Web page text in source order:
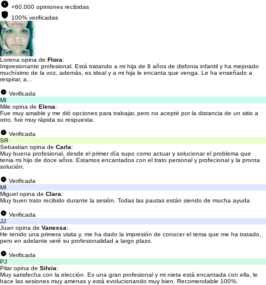
+60.000 opiniones recibidas
100% verificadas
Lorena opina de Flora:
Impresionante profesional. Está tratando a mi hija de 8 años de disfonia infantil y ha mejorado
muchísimo de la voz, además, es ideal y a mi hija le encanta que venga. Le ha enseñado a
respirar, a...
Verificada
MI
Mile opina de Elena:
Fue muy amable y me dió opciones para trabajar, pero no acepté por la distancia de un sitio a
otro, fue muy rápida su respuesta.
Verificada
SR
Sebastian opina de Carla:
Muy buena profesional, desde el primer día supo como actuar y solucionar el problema que
tenia mi hijo de doce años. Estamos encantados con el trato personal y profecional y la pronta
solución.
Verificada
MI
Miguel opina de Clara:
Muy buen trato recibido durante la sesión. Todas las pautas están siendo de mucha ayuda
Verificada
JJ
Juan opina de Vanessa:
He tenido una primera visita y, me ha dado la impresión de conocer el tema que me ha tratado,
pero en adelante veré su profesionalidad a largo plazo.
Verificada
PJ
Pilar opina de Silvia:
Muy satisfecha con la elección. Es una gran profesional y mi nieta está encantada con ella, le
hace las sesiones muy amenas y está evolucionando muy bien. Recomendable 100%.